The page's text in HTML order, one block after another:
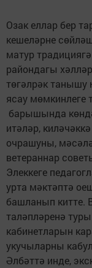
Озак еллар бер
кешеләрне
матур
райондагы
төгәлрәк танышу
ясау
барышында
итәләр,
очрашуны,
ветераннар
Элеккеге
урта мәктәптә
башланып китте.
таләпләренә
кабинетларын
укучыларны
Әлбәттә инде,